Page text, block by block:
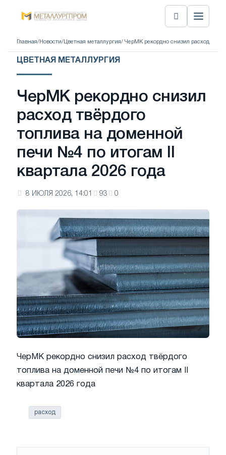
Главная/ Новости/ Цветная металлургия/ ЧерМК рекордно снизил расход
ЦВЕТНАЯ МЕТАЛЛУРГИЯ
ЧерМК рекордно снизил
расход твёрдого
топлива на доменной
печи №4 по итогам II
квартала 2026 года
8 ИЮЛЯ 2026, 14:01 93 0
ЧерМК рекордно снизил расход твёрдого
топлива на доменной печи №4 по итогам II
квартала 2026 года
расход